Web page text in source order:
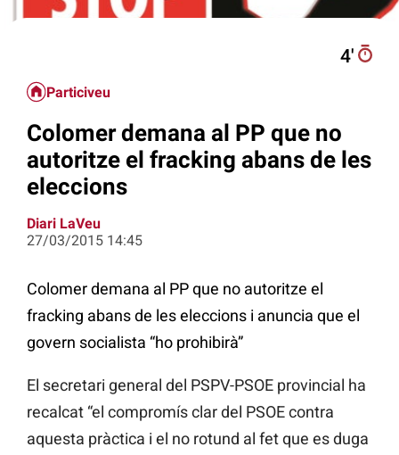
4′
Particiveu
Colomer demana al PP que no
autoritze el fracking abans de les
eleccions
Diari LaVeu
27/03/2015 14:45
Colomer demana al PP que no autoritze el
fracking abans de les eleccions i anuncia que el
govern socialista “ho prohibirà”
El secretari general del PSPV-PSOE provincial ha
recalcat “el compromís clar del PSOE contra
aquesta pràctica i el no rotund al fet que es duga